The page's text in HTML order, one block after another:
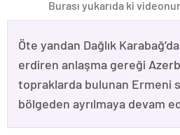
Burası yukarıda ki
Öte yandan Dağlık
erdiren anlaşma gereği
topraklarda bulunan Ermeni
bölgeden ayrılmaya devam